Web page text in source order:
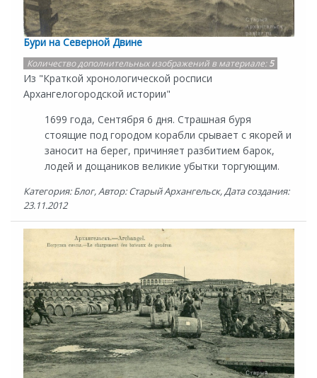
Бури на Северной Двине
Количество дополнительных изображений в материале:5
Из "Краткой хронологической росписи
Архангелогородской истории"
1699 года, Сентября 6 дня. Страшная буря
стоящие под городом корабли срывает с якорей и
заносит на берег, причиняет разбитием барок,
лодей и дощаников великие убытки торгующим.
Категория: Блог, Автор: Старый Архангельск, Дата создания:
23.11.2012